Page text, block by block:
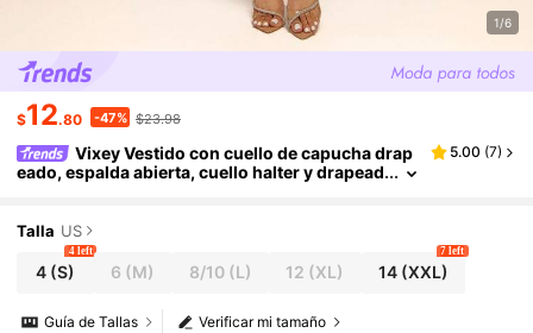
1/6
$12.80 -47% $23.98
Vixey Vestido con cuello de capucha drap
eado, espalda abierta, cuello halter y drapead
5.00 (7)
Talla US
4 (S)
4 left
6 (M) 8/10(L) 12 (XL) 14 (XXL)
7 left
Verificar mi tamaño
Guía de Tallas